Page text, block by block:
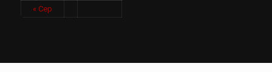
« Сер